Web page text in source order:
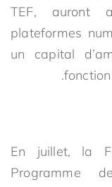
TEF, auront
plateformes
un capital
En juillet, la
Programme